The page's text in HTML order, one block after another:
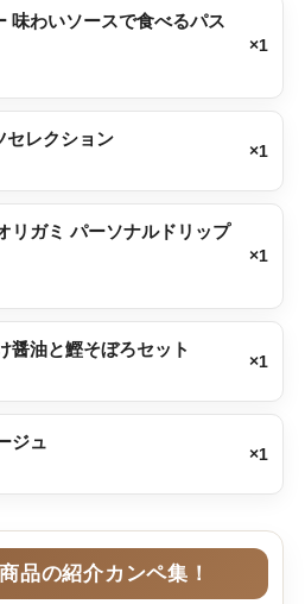
味わいソースで食べるパス
×1
セレクション
×1
リガミ パーソナルドリップ
×1
醤油と鰹そぼろセット
×1
ジュ
×1
品の紹介カンペ集！